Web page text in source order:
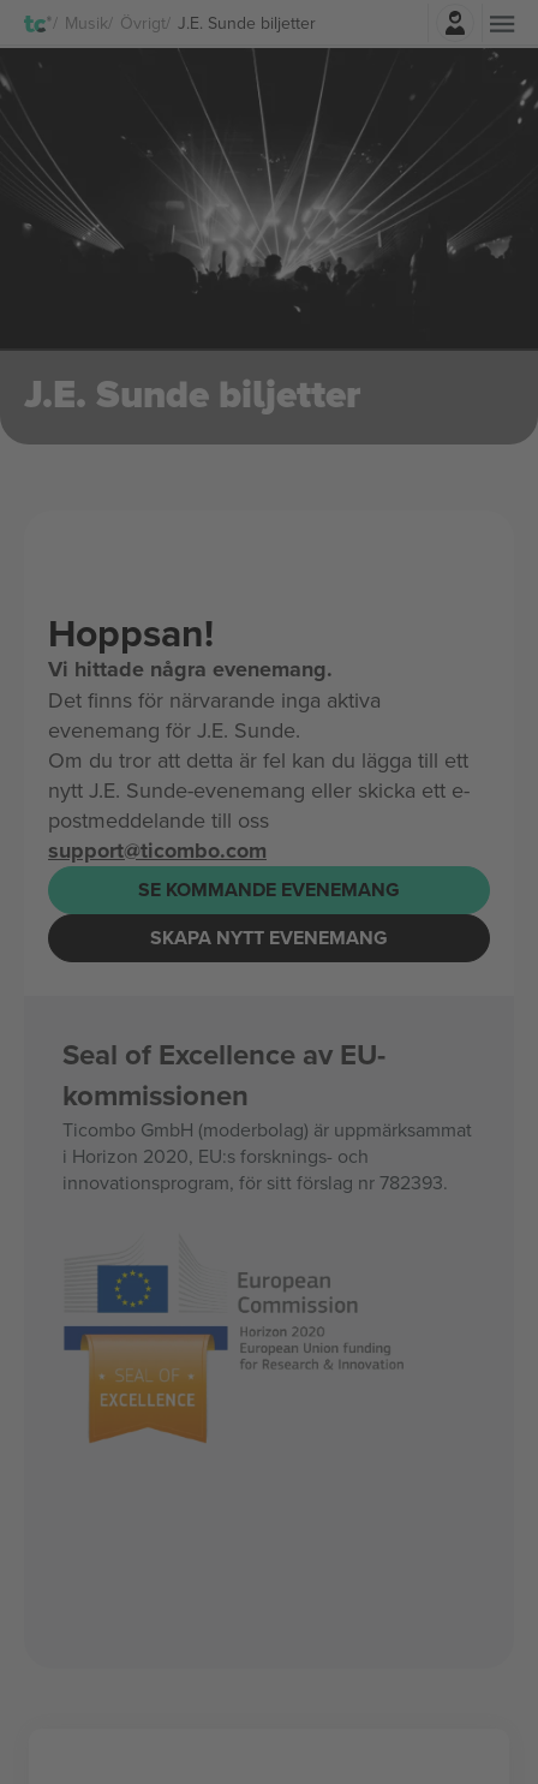
Musik Övrigt J.E. Sunde biljetterLogga in
J.E. Sunde biljetter
Hoppsan!
Vi hittade några evenemang.
Det finns för närvarande inga aktiva
evenemang för J.E. Sunde.
Om du tror att detta är fel kan du lägga till ett
nytt J.E. Sunde-evenemang eller skicka ett e-
postmeddelande till oss
support@ticombo.com
SE KOMMANDE EVENEMANG
SKAPA NYTT EVENEMANG
Seal of Excellence av EU-
kommissionen
Ticombo GmbH (moderbolag) är uppmärksammat
i Horizon 2020, EU:s forsknings- och
innovationsprogram, för sitt förslag nr 782393.